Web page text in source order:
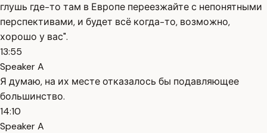
глушь где-то там в Европе переезжайте с непонятными
перспективами, и будет всё когда-то, возможно,
хорошо у вас".
13:55
Speaker A
Я думаю, на их месте отказалось бы подавляющее
большинство.
14:10
Speaker A